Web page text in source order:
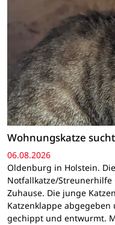
Wohnungskatze
06.08.2026
Oldenburg in Holstein.
Notfallkatze/Streunerhilfe
Zuhause. Die junge
Katzenklappe
gechippt und entwurmt.